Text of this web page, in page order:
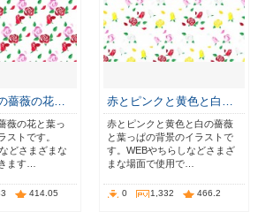
薔薇の花…
薇の花と葉っ
ストです。
どさまざまな
ます…
414.05
赤とピンクと黄色と白…
赤とピンクと黄色と白の薔薇
と葉っぱの背景のイラストで
す。WEBやちらしなどさまざ
まな場面で使用で…
0 1,332 466.2